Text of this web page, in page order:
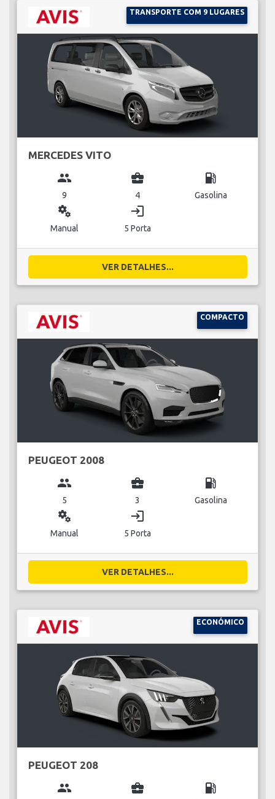
TRANSPORTE COM 9 LUGARES
MERCEDES VITO
group
9
business_center
4
local_gas_station
Gasolina
miscellaneous_services
Manual
login
5 Porta
VER DETALHES...
COMPACTO
PEUGEOT 2008
group
5
business_center
3
local_gas_station
Gasolina
miscellaneous_services
Manual
login
5 Porta
VER DETALHES...
ECONÓMICO
PEUGEOT 208
group business_center local_gas_station